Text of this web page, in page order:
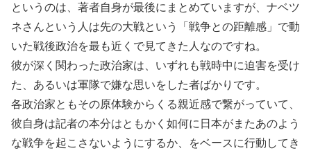
というのは、著者自身が最後にまとめていますが、ナベツ
ネさんという人は先の大戦という「戦争との距離感」で動
いた戦後政治を最も近くで見てきた人なのですね。
彼が深く関わった政治家は、いずれも戦時中に迫害を受け
た、あるいは軍隊で嫌な思いをした者ばかりです。
各政治家ともその原体験からくる親近感で繋がっていて、
彼自身は記者の本分はともかく如何に日本がまたあのよう
な戦争を起こさないようにするか、をベースに行動してき